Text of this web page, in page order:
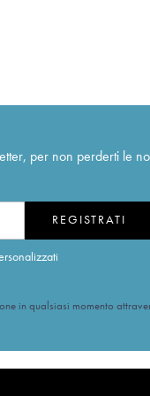
per non perderti le
REGISTRATI
in qualsiasi momento